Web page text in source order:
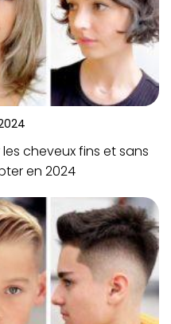
cheveux fins et sans
en 2024